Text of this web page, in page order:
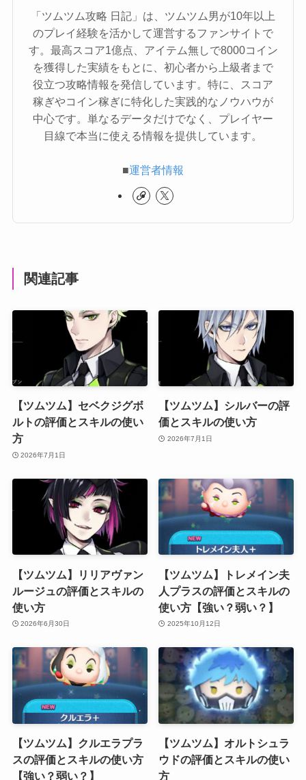
「ツムツム攻略 日記」は、ツムツム男が10年以上
のプレイ経験を活かして運営するファンサイトで
す。最高スコア1億点、アイテム無しで8000コイン
を獲得した実績をもとに、初心者から上級者まで
役立つ攻略情報を発信しています。特に、スコア
稼ぎやコイン稼ぎに特化した実践的なノウハウが
中心です。単なるデータだけでなく、プレイヤー
目線で本当に使える情報を提供しています。
■運営者情報
関連記事
【ツムツム】セベクジグボ
ルトの評価とスキルの使い
方
2026年7月1日
【ツムツム】シルバーの評
価とスキルの使い方
2026年7月1日
【ツムツム】リリアヴァン
ルージュの評価とスキルの
使い方
2026年6月30日
【ツムツム】トレメイン夫
人プラスの評価とスキルの
使い方【強い？弱い？】
2025年10月12日
【ツムツム】クルエラプラ
スの評価とスキルの使い方
【強い？弱い？】
【ツムツム】オルトシュラ
ウドの評価とスキルの使い
方